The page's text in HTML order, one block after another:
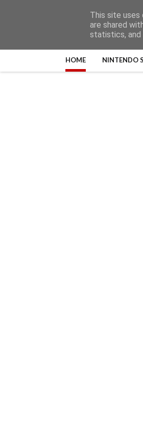
HOME NINTENDO
This site uses
are shared
statistics, and